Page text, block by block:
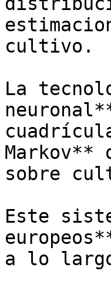
cultivo.
La
Markov**
sobre
Este
a lo